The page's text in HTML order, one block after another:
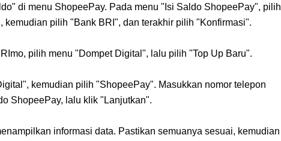
di menu ShopeePay. Pada menu "Isi Saldo ShopeePay", pilih
kemudian pilih "Bank BRI", dan terakhir pilih "Konfirmasi".
pilih menu "Dompet Digital", lalu pilih "Top Up Baru".
kemudian pilih "ShopeePay". Masukkan nomor telepon
ShopeePay, lalu klik "Lanjutkan".
informasi data. Pastikan semuanya sesuai, kemudian